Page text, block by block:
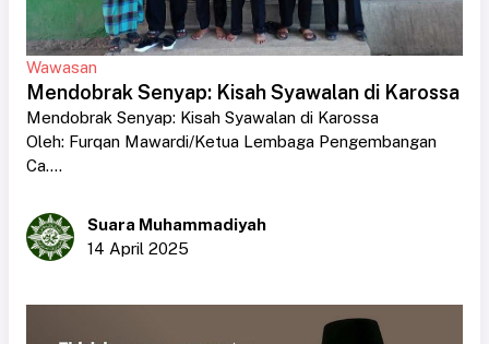
Wawasan
Mendobrak Senyap: Kisah Syawalan di Karossa
Mendobrak Senyap: Kisah Syawalan di Karossa
Oleh: Furqan Mawardi/Ketua Lembaga Pengembangan
Ca....
Suara Muhammadiyah
14 April 2025